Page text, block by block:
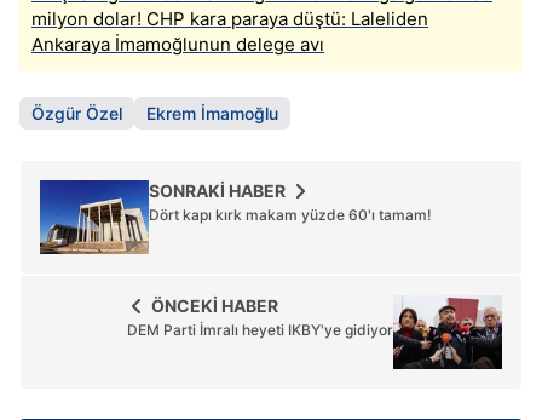
milyon dolar! CHP kara paraya düştü: Laleliden
Ankaraya İmamoğlunun delege avı
Özgür Özel Ekrem İmamoğlu
SONRAKİ HABER
Dört kapı kırk makam yüzde 60'ı tamam!
ÖNCEKİ HABER
DEM Parti İmralı heyeti IKBY'ye gidiyor